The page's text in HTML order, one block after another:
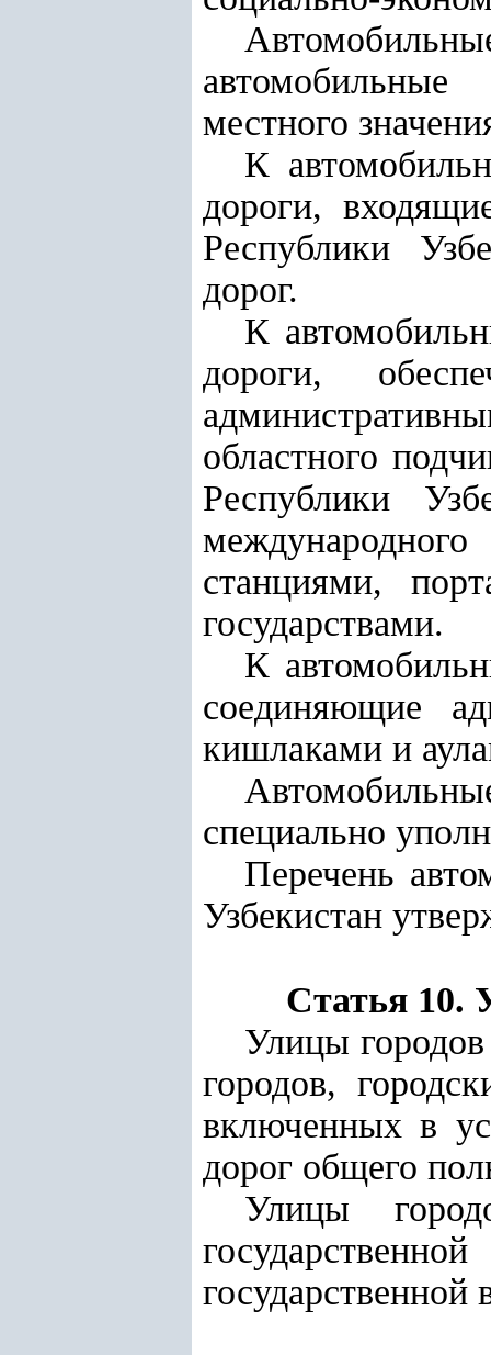
местного
К
дороги,
Республики
дорог.
К
дороги,
областного
Республики
станциями,
государствами.
К
соединяющие
кишлаками и
специально
Перечень
Узбекистан
Статья 10.
Улицы
городов,
включенных в
дорог общего
Улицы
государственной